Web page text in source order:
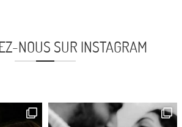
NOUS SUR INSTAGRAM